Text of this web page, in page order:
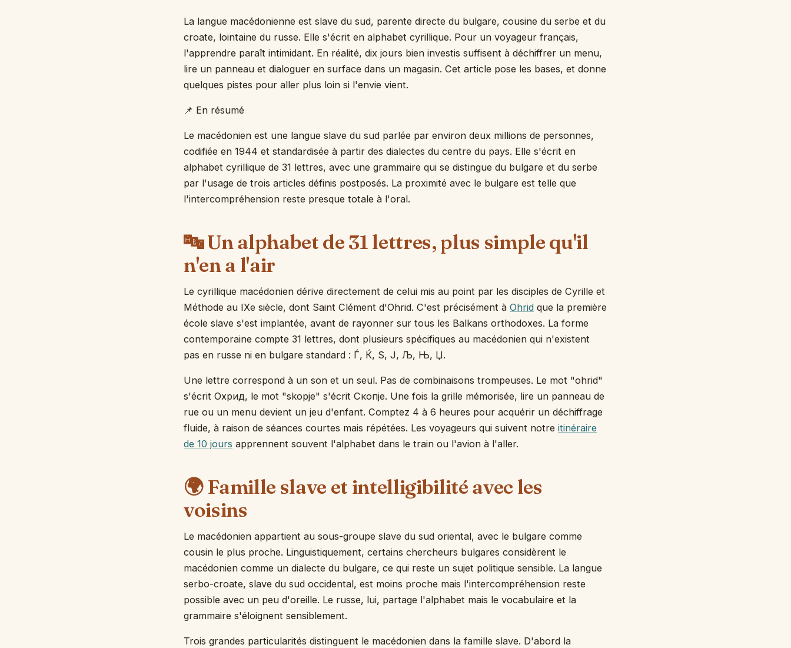
La langue macédonienne est slave du sud, parente directe du bulgare, cousine du serbe et du
croate, lointaine du russe. Elle s'écrit en alphabet cyrillique. Pour un voyageur français,
l'apprendre paraît intimidant. En réalité, dix jours bien investis suffisent à déchiffrer un menu,
lire un panneau et dialoguer en surface dans un magasin. Cet article pose les bases, et donne
quelques pistes pour aller plus loin si l'envie vient.
📌 En résumé
Le macédonien est une langue slave du sud parlée par environ deux millions de personnes,
codifiée en 1944 et standardisée à partir des dialectes du centre du pays. Elle s'écrit en
alphabet cyrillique de 31 lettres, avec une grammaire qui se distingue du bulgare et du serbe
par l'usage de trois articles définis postposés. La proximité avec le bulgare est telle que
l'intercompréhension reste presque totale à l'oral.
🔤 Un alphabet de 31 lettres, plus simple qu'il
n'en a l'air
Le cyrillique macédonien dérive directement de celui mis au point par les disciples de Cyrille et
Méthode au IXe siècle, dont Saint Clément d'Ohrid. C'est précisément à Ohrid que la première
école slave s'est implantée, avant de rayonner sur tous les Balkans orthodoxes. La forme
contemporaine compte 31 lettres, dont plusieurs spécifiques au macédonien qui n'existent
pas en russe ni en bulgare standard : Ѓ, Ќ, Ѕ, Ј, Љ, Њ, Џ.
Une lettre correspond à un son et un seul. Pas de combinaisons trompeuses. Le mot "ohrid"
s'écrit Охрид, le mot "skopje" s'écrit Скопје. Une fois la grille mémorisée, lire un panneau de
rue ou un menu devient un jeu d'enfant. Comptez 4 à 6 heures pour acquérir un déchiffrage
fluide, à raison de séances courtes mais répétées. Les voyageurs qui suivent notre itinéraire
de 10 jours apprennent souvent l'alphabet dans le train ou l'avion à l'aller.
🌍 Famille slave et intelligibilité avec les
voisins
Le macédonien appartient au sous-groupe slave du sud oriental, avec le bulgare comme
cousin le plus proche. Linguistiquement, certains chercheurs bulgares considèrent le
macédonien comme un dialecte du bulgare, ce qui reste un sujet politique sensible. La langue
serbo-croate, slave du sud occidental, est moins proche mais l'intercompréhension reste
possible avec un peu d'oreille. Le russe, lui, partage l'alphabet mais le vocabulaire et la
grammaire s'éloignent sensiblement.
Trois grandes particularités distinguent le macédonien dans la famille slave. D'abord la